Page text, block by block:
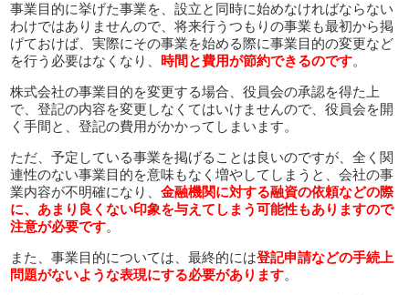
事業目的に挙げた事業を、設立と同時に始めなければならない
わけではありませんので、将来行うつもりの事業も最初から掲
げておけば、実際にその事業を始める際に事業目的の変更など
を行う必要はなくなり、 時間と費用が節約できるのです。
株式会社の事業目的を変更する場合、役員会の承認を得た上
で、登記の内容を変更しなくてはいけませんので、役員会を開
く手間と、登記の費用がかかってしまいます。
ただ、予定している事業を掲げることは良いのですが、全く関
連性のない事業目的を意味もなく増やしてしまうと、会社の事
業内容が不明確になり、金融機関に対する融資の依頼などの際
に、あまり良くない印象を与えてしまう可能性もありますので
注意が必要です。
また、事業目的については、最終的には登記申請などの手続上
問題がないような表現にする必要があります。